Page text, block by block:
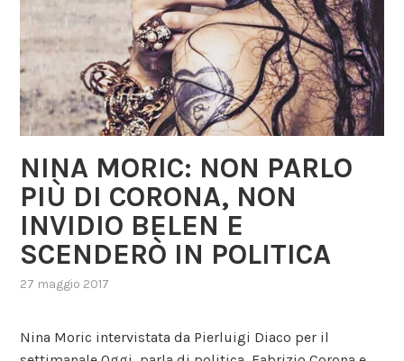
NINA MORIC: NON PARLO
PIÙ DI CORONA, NON
INVIDIO BELEN E
SCENDERÒ IN POLITICA
27 maggio 2017
gossip
Nina Moric intervistata da Pierluigi Diaco per il